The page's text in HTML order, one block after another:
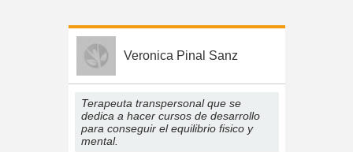
Veronica Pinal Sanz
Terapeuta transpersonal que se
dedica a hacer cursos de desarrollo
para conseguir el equilibrio fisico y
mental.